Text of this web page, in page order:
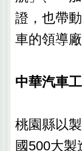
證，也帶
車的領導
中華汽車
桃園縣以
國500大